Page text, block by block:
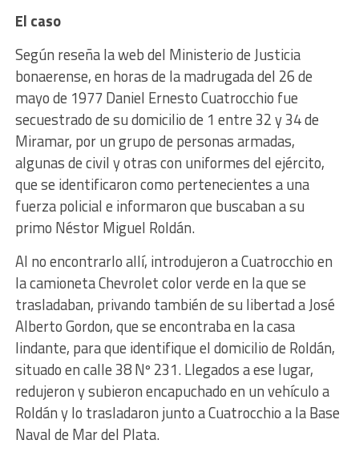
El caso
Según reseña la web del Ministerio de Justicia
bonaerense, en horas de la madrugada del 26 de
mayo de 1977 Daniel Ernesto Cuatrocchio fue
secuestrado de su domicilio de 1 entre 32 y 34 de
Miramar, por un grupo de personas armadas,
algunas de civil y otras con uniformes del ejército,
que se identificaron como pertenecientes a una
fuerza policial e informaron que buscaban a su
primo Néstor Miguel Roldán.
Al no encontrarlo allí, introdujeron a Cuatrocchio en
la camioneta Chevrolet color verde en la que se
trasladaban, privando también de su libertad a José
Alberto Gordon, que se encontraba en la casa
lindante, para que identifique el domicilio de Roldán,
situado en calle 38 Nº 231. Llegados a ese lugar,
redujeron y subieron encapuchado en un vehículo a
Roldán y lo trasladaron junto a Cuatrocchio a la Base
Naval de Mar del Plata.